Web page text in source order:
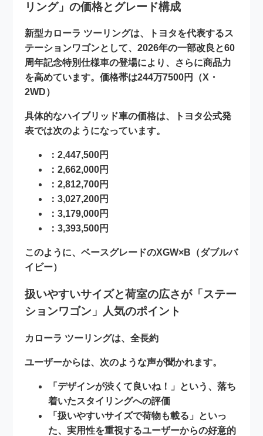
リング」の価格とグレード構成
新型カローラ ツーリングは、トヨタを代表するス
テーションワゴンとして、2026年の一部改良と60
周年記念特別仕様車の登場により、さらに商品力
を高めています。価格帯は244万7500円（X・
2WD）
具体的なハイブリッド車の価格は、トヨタ公式発
表では次のようになっています。
：2,447,500円
：2,662,000円
：2,812,700円
：3,027,200円
：3,179,000円
：3,393,500円
このように、ベースグレードのXGW×B（ダブルバ
イビー）
扱いやすいサイズと荷室の広さが「ステー
ションワゴン」人気のポイント
カローラ ツーリングは、全長約
ユーザーからは、次のような声が聞かれます。
「デザインが渋くて良いね！」という、落ち
着いたスタイリングへの評価
「扱いやすいサイズで荷物も載る」といっ
た、実用性を重視するユーザーからの好意的